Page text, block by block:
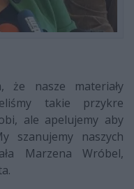
że nasze materiały
takie przykre
ale apelujemy aby
szanujemy naszych
Marzena Wróbel,